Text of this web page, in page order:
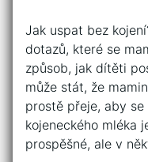
Jak uspat bez
dotazů, které se
způsob, jak dítěti
může stát, že
prostě přeje, aby
kojeneckého mléka
prospěšné, ale v